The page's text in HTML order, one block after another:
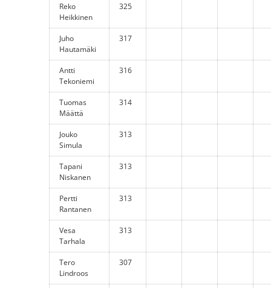
Reko
Heikkinen
325
Juho
Hautamäki
317
Antti
Tekoniemi
316
Tuomas
Määttä
314
Jouko
Simula
313
Tapani
Niskanen
313
Pertti
Rantanen
313
Vesa
Tarhala
313
Tero
Lindroos
307